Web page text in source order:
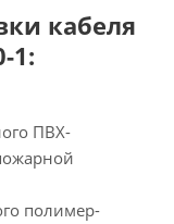
кабеля
1:
ПВХ-
полимер-